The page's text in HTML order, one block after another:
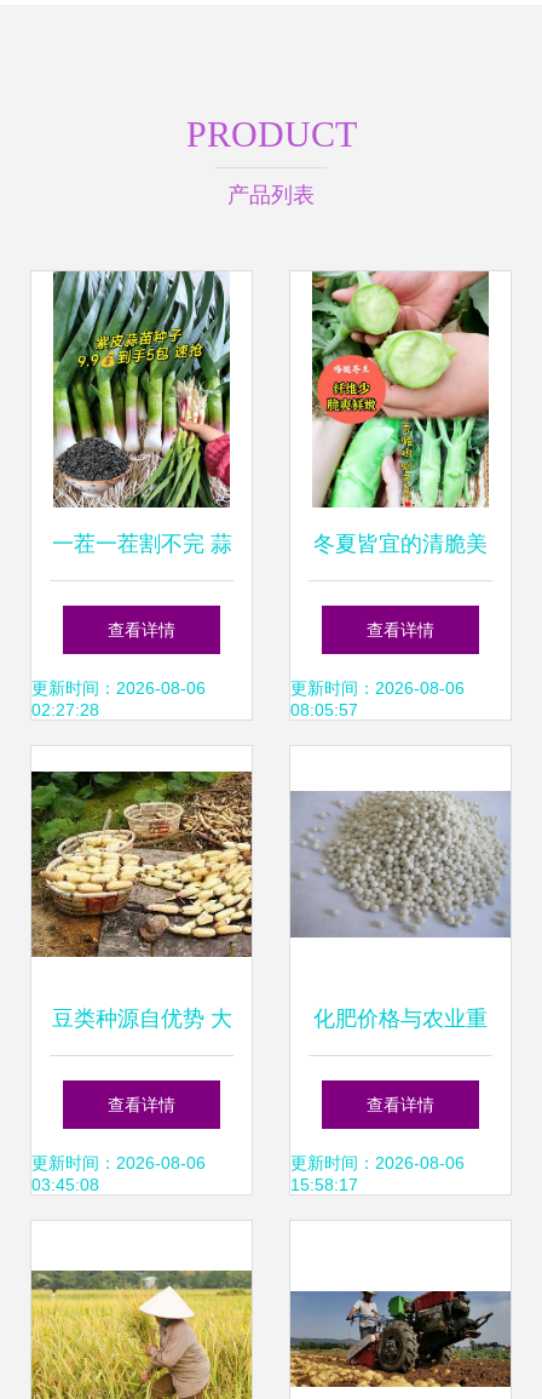
PRODUCT
产品列表
一茬一茬割不完 蒜
苗的四季种植指南
查看详情
更新时间：2026-08-06
02:27:28
冬夏皆宜的清脆美
味 鸡腿芥兰，打造
您的四季私家菜园
查看详情
更新时间：2026-08-06
08:05:57
豆类种源自优势 大
丰宝青育丰年
查看详情
更新时间：2026-08-06
03:45:08
化肥价格与农业重
要性 现代粮食生产
的命脉
查看详情
更新时间：2026-08-06
15:58:17